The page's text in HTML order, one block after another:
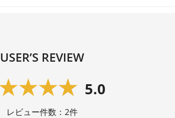
USER’S REVIEW
5.0
レビュー件数： 2件